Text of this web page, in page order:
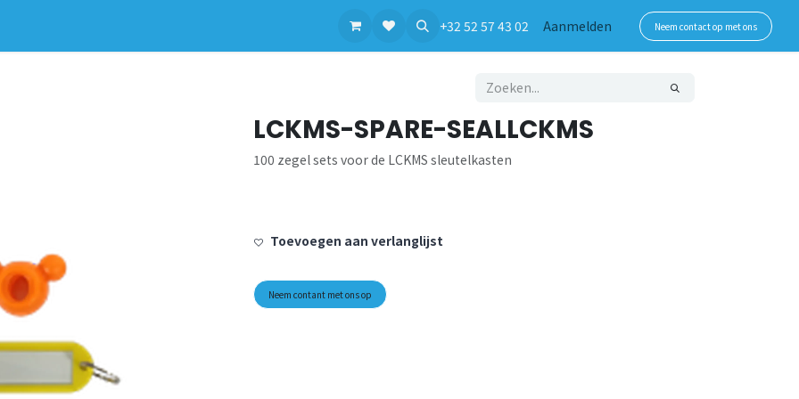
+32 52 57 43 02 Aanmelden Neem contact op met ons
LCKMS-SPARE-SEALLCKMS
100 zegel sets voor de LCKMS sleutelkasten
Toevoegen aan verlanglijst
Neem contant met ons op